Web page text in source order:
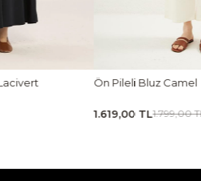
Tensel Yazlık Ceket
1.619,00 TL1.799,00